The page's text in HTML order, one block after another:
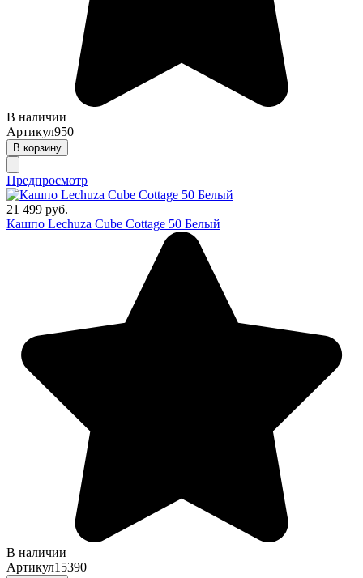
В наличии
Артикул950
В корзину
Предпросмотр
21 499 руб.
Кашпо Lechuza Cube Cottage 50 Белый
В наличии
Артикул15390